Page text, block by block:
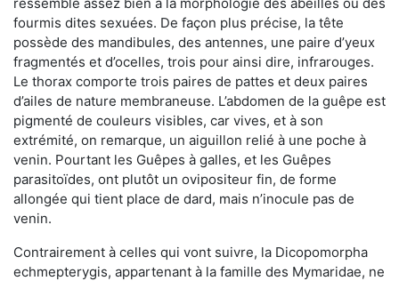
fourmis dites sexuées. De façon plus précise, la tête
possède des mandibules, des antennes, une paire d’yeux
fragmentés et d’ocelles, trois pour ainsi dire, infrarouges.
Le thorax comporte trois paires de pattes et deux paires
d’ailes de nature membraneuse. L’abdomen de la guêpe est
pigmenté de couleurs visibles, car vives, et à son
extrémité, on remarque, un aiguillon relié à une poche à
venin. Pourtant les Guêpes à galles, et les Guêpes
parasitoïdes, ont plutôt un ovipositeur fin, de forme
allongée qui tient place de dard, mais n’inocule pas de
venin.
Contrairement à celles qui vont suivre, la Dicopomorpha
echmepterygis, appartenant à la famille des Mymaridae, ne